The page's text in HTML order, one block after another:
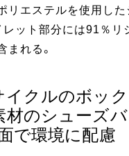
リエステルを使用し
レット部分には91％リ
まれる。
イクルのボッ
のシューズバ
で環境に配慮